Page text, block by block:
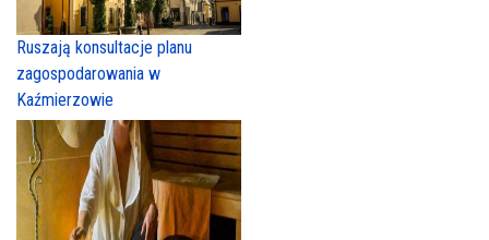
Ruszają konsultacje planu
zagospodarowania w
Kaźmierzowie